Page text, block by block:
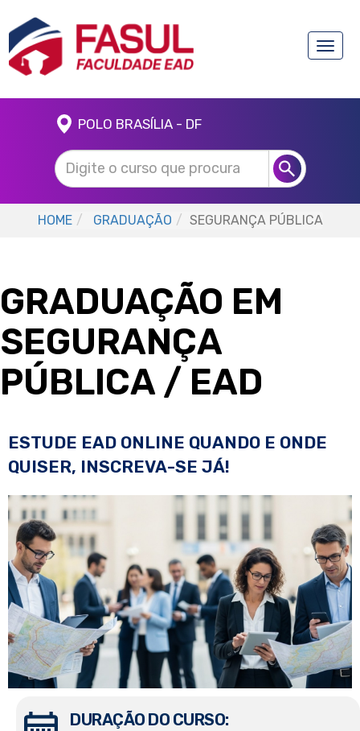
Toggle
POLO BRASÍLIA - DF
HOME GRADUAÇÃO SEGURANÇA PÚBLICA
GRADUAÇÃO EM
SEGURANÇA
PÚBLICA / EAD
ESTUDE EAD ONLINE QUANDO E ONDE
QUISER, INSCREVA-SE JÁ!
DURAÇÃO DO CURSO: